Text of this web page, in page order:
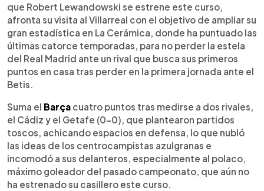
que Robert Lewandowski se estrene este curso,
afronta su visita al Villarreal con el objetivo de ampliar su
gran estadística en La Cerámica, donde ha puntuado las
últimas catorce temporadas, para no perder la estela
del Real Madrid ante un rival que busca sus primeros
puntos en casa tras perder en la primera jornada ante el
Betis.
Suma el Barça cuatro puntos tras medirse a dos rivales,
el Cádiz y el Getafe (0-0), que plantearon partidos
toscos, achicando espacios en defensa, lo que nubló
las ideas de los centrocampistas azulgranas e
incomodó a sus delanteros, especialmente al polaco,
máximo goleador del pasado campeonato, que aún no
ha estrenado su casillero este curso.